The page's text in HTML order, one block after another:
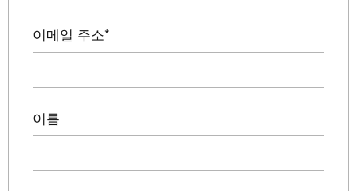
이메일 주소*
이름